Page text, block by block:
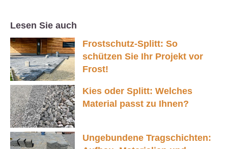
Lesen Sie auch
Frostschutz-Splitt: So
schützen Sie Ihr Projekt vor
Frost!
Kies oder Splitt: Welches
Material passt zu Ihnen?
Ungebundene Tragschichten: